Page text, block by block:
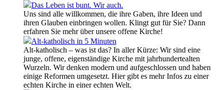
Das Leben ist bunt. Wir auch.
Uns sind alle willkommen, die ihre Gaben, ihre Ideen und
ihren Glauben einbringen wollen. Klingt gut für Sie? Dann
erfahren Sie mehr über unsere offene Kirche!
Alt-katholisch in 5 Minuten
Alt-katholisch – was ist das? In aller Kürze: Wir sind eine
junge, offene, eigenständige Kirche mit jahrhundertealten
Wurzeln. Wir denken modern und aufgeschlossen und haben
einige Reformen umgesetzt. Hier gibt es mehr Infos zu einer
echten Kirche in einer echten Welt.